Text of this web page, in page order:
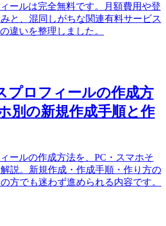
ールは完全無料です。月額費用や登
と、混同しがちな関連有料サービス
違いを整理しました。
プロフィールの作成方
別の新規作成手順と作
ールの作成方法を、PC・スマホそ
説。新規作成・作成手順・作り方の
方でも迷わず進められる内容です。